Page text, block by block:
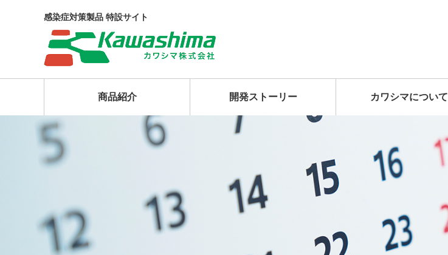
感染症対策製品 特設サイト
商品紹介 開発ストーリー カワシマについて